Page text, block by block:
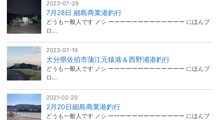
2023-07-29
7月28日 細島商業港釣行
どうも一般人です ノシ ーーーーーーーーーーーーー にほんブ
ロ…
2023-07-19
大分県佐伯市蒲江元猿港＆西野浦港釣行
どうも一般人です ノシ ーーーーーーーーーーーーー にほんブ
ロ…
2021-02-20
2月20日細島商業港釣行
どうも一般人です ノシ ーーーーーーーーーーーーー にほんブ